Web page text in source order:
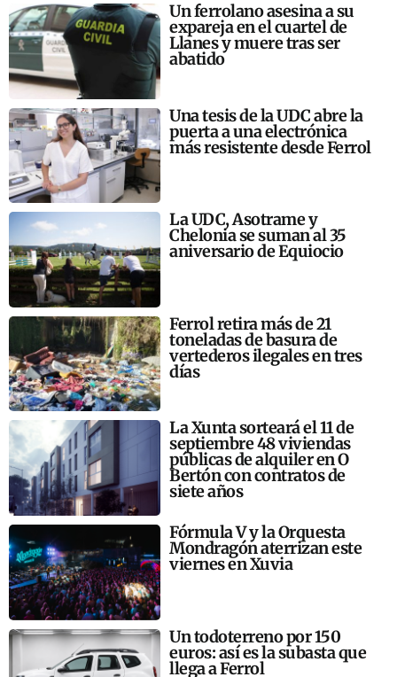
Un ferrolano asesina a su
expareja en el cuartel de
Llanes y muere tras ser
abatido
Una tesis de la UDC abre la
puerta a una electrónica
más resistente desde Ferrol
La UDC, Asotrame y
Chelonia se suman al 35
aniversario de Equiocio
Ferrol retira más de 21
toneladas de basura de
vertederos ilegales en tres
días
La Xunta sorteará el 11 de
septiembre 48 viviendas
públicas de alquiler en O
Bertón con contratos de
siete años
Fórmula V y la Orquesta
Mondragón aterrizan este
viernes en Xuvia
Un todoterreno por 150
euros: así es la subasta que
llega a Ferrol